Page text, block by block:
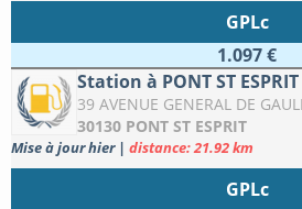
GPLc
1.097 €
Station à PONT ST ESPRIT
39 AVENUE GENERAL DE
30130 PONT ST ESPRIT
Mise à jour hier | distance: 21.92 km
GPLc